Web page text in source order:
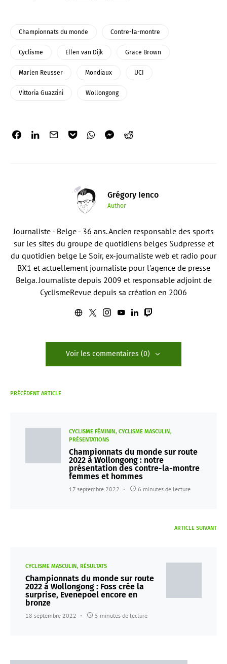
Championnats du monde Contre-la-montre
Cyclisme Ellen van Dijk Grace Brown
Marlen Reusser Mondiaux UCI
Vittoria Guazzini Wollongong
Grégory Ienco
Author
Journaliste - Belge - 36 ans. Ancien responsable des sports
sur les sites du groupe de quotidiens belges Sudpresse et
du quotidien belge Le Soir, ex-journaliste web et radio pour
BX1 et actuellement journaliste pour l'agence de presse
Belga. Journaliste depuis 2009 et responsable adjoint de
CyclismeRevue depuis sa création en 2006
Voir les commentaires (0)
PRÉCÉDENT ARTICLE
CYCLISME FÉMININ
CYCLISME MASCULIN
PRÉSENTATIONS
Championnats du monde sur route
2022 à Wollongong : notre
présentation des contre-la-montre
femmes et hommes
17 septembre 2022 6 minutes de lecture
ARTICLE SUIVANT
CYCLISME MASCULIN RÉSULTATS
Championnats du monde sur route
2022 à Wollongong : Foss crée la
surprise, Evenepoel encore en
bronze
18 septembre 2022 5 minutes de lecture